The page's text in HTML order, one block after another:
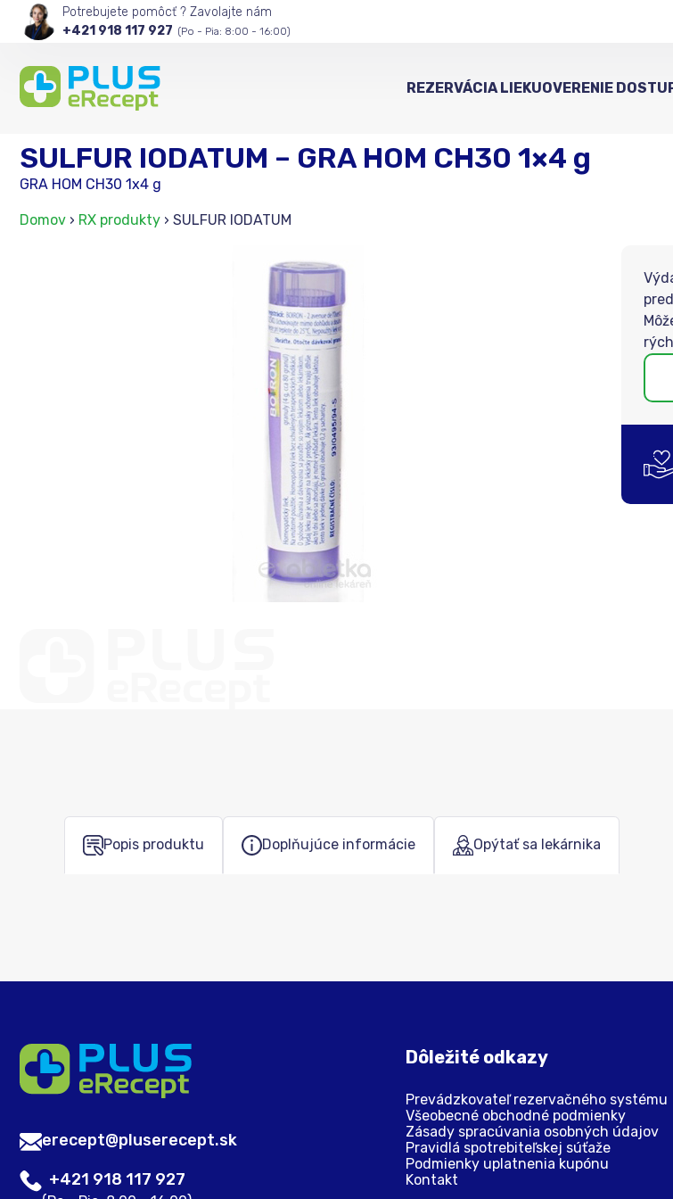
Potrebujete pomôcť ? Zavolajte nám
+421 918 117 927 (Po - Pia: 8:00 - 16:00)
REZERVÁCIA LIEKUOVERENIE
SULFUR IODATUM – GRA HOM CH30 1×4 g
GRA HOM CH30 1x4 g
Domov › RX produkty › SULFUR IODATUM
Popis produktu Doplňujúce informácie Opýtať sa lekárnika
erecept@pluserecept.sk
+421 918 117 927
Dôležité odkazy
Prevádzkovateľ rezervačného systému
Všeobecné obchodné podmienky
Zásady spracúvania osobných údajov
Pravidlá spotrebiteľskej súťaže
Podmienky uplatnenia kupónu
Kontakt